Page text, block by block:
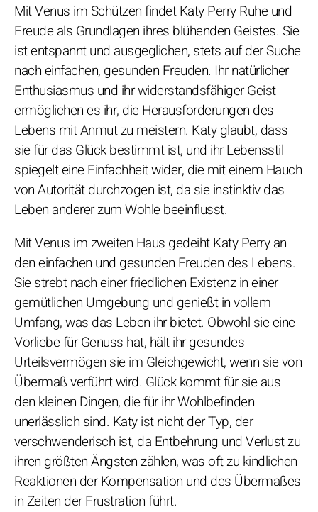
Mit Venus im Schützen findet Katy Perry Ruhe und
Freude als Grundlagen ihres blühenden Geistes. Sie
ist entspannt und ausgeglichen, stets auf der Suche
nach einfachen, gesunden Freuden. Ihr natürlicher
Enthusiasmus und ihr widerstandsfähiger Geist
ermöglichen es ihr, die Herausforderungen des
Lebens mit Anmut zu meistern. Katy glaubt, dass
sie für das Glück bestimmt ist, und ihr Lebensstil
spiegelt eine Einfachheit wider, die mit einem Hauch
von Autorität durchzogen ist, da sie instinktiv das
Leben anderer zum Wohle beeinflusst.
Mit Venus im zweiten Haus gedeiht Katy Perry an
den einfachen und gesunden Freuden des Lebens.
Sie strebt nach einer friedlichen Existenz in einer
gemütlichen Umgebung und genießt in vollem
Umfang, was das Leben ihr bietet. Obwohl sie eine
Vorliebe für Genuss hat, hält ihr gesundes
Urteilsvermögen sie im Gleichgewicht, wenn sie von
Übermaß verführt wird. Glück kommt für sie aus
den kleinen Dingen, die für ihr Wohlbefinden
unerlässlich sind. Katy ist nicht der Typ, der
verschwenderisch ist, da Entbehrung und Verlust zu
ihren größten Ängsten zählen, was oft zu kindlichen
Reaktionen der Kompensation und des Übermaßes
in Zeiten der Frustration führt.